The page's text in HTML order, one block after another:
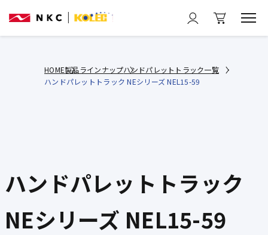
HOME製品ラインナップハンドパレットトラック一覧
ハンドパレットトラック NEシリーズ NEL15-59
ハンドパレットトラック
NEシリーズ NEL15-59